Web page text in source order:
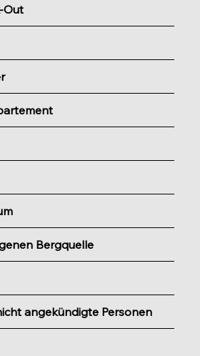
Out
Bergquelle
angekündigte Personen